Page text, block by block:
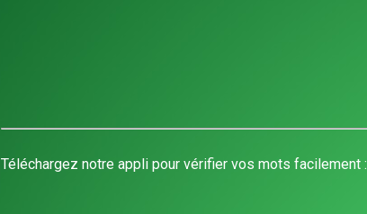
Téléchargez notre appli pour vérifier vos mots facilement :